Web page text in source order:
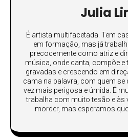
Julia
É artista multifacetada. Tem
em formação, mas já
precocemente como atriz e
música, onde canta, compõe
gravadas e crescendo em
cama na palavra, com quem se
vez mais perigosa e úmida. É
trabalha com muito tesão e às
morder, mas esperamos